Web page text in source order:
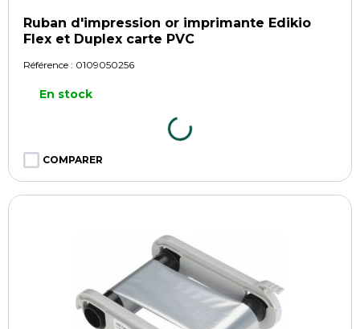
Ruban d'impression or imprimante Edikio
Flex et Duplex carte PVC
Référence : 0109050256
En stock
COMPARER